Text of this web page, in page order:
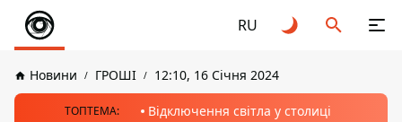
RU
Новини ГРОШІ 12:10, 16 Січня 2024
ТОПТЕМА: Відключення світла у столиці